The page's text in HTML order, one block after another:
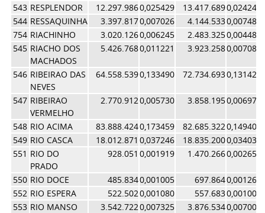
543 RESPLENDOR 12.297.9860,025429 13.417.6890,024244
544 RESSAQUINHA 3.397.8170,007026 4.144.5330,007489
754 RIACHINHO 3.020.1260,006245 2.483.3250,004487
545 RIACHO DOS
MACHADOS
5.426.7680,011221 3.923.2580,007089
546 RIBEIRAO DAS
NEVES
64.558.5390,133490 72.734.6930,131422
547 RIBEIRAO
VERMELHO
2.770.9120,005730 3.858.1950,006971
548 RIO ACIMA 83.888.4240,173459 82.685.3220,149402
549 RIO CASCA 18.012.871 0,037246 18.835.2000,034033
551 RIO DO
PRADO
928.051 0,001919 1.470.2660,002657
550 RIO DOCE 485.8340,001005 697.8640,001261
552 RIO ESPERA 522.5020,001080 557.6830,001008
553 RIO MANSO 3.542.7220,007325 3.876.5340,007004